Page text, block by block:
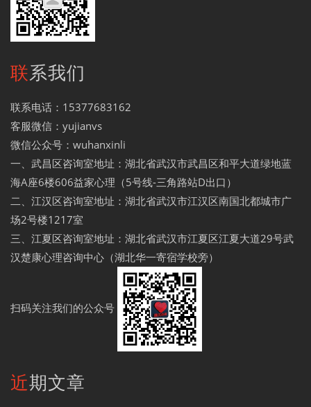
联系我们
联系电话：15377683162
客服微信：yujianvs
微信公众号：wuhanxinli
一、武昌区咨询室地址：湖北省武汉市武昌区和平大道绿地蓝
海A座6楼606益家心理（5号线-三角路站D出口）
二、江汉区咨询室地址：湖北省武汉市江汉区南国北都城市广
场2号楼1217室
三、江夏区咨询室地址：湖北省武汉市江夏区江夏大道29号武
汉楚康心理咨询中心（湖北华一寄宿学校旁）
扫码关注我们的公众号
近期文章